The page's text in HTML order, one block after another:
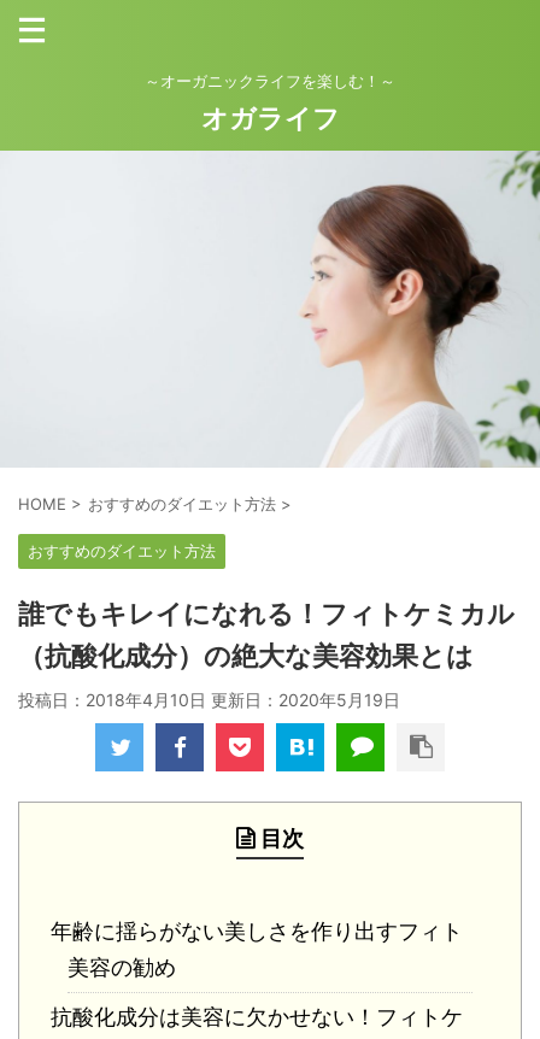
～オーガニックライフを楽しむ！～
オガライフ
HOME > おすすめのダイエット方法 >
おすすめのダイエット方法
誰でもキレイになれる！フィトケミカル
（抗酸化成分）の絶大な美容効果とは
投稿日：2018年4月10日 更新日： 2020年5月19日
目次
年齢に揺らがない美しさを作り出すフィト
美容の勧め
抗酸化成分は美容に欠かせない！フィトケ